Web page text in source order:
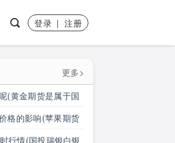
登录|注册
更多>
(黄金期货是属于国
格的影响(苹果期货
有哪些)
行情(国投瑞银白银